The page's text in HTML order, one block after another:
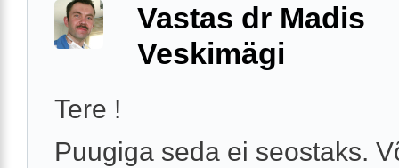
Vastas dr Madis
Veskimägi
Tere !
Puugiga seda ei seostaks.